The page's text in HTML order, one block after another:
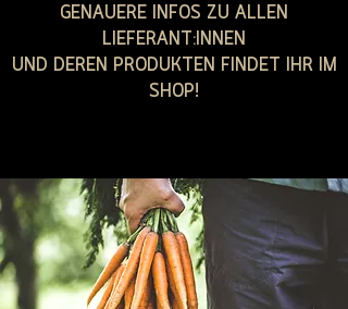
GENAUERE INFOS ZU ALLEN
LIEFERANT:INNEN
UND DEREN PRODUKTEN FINDET IHR IM
SHOP!